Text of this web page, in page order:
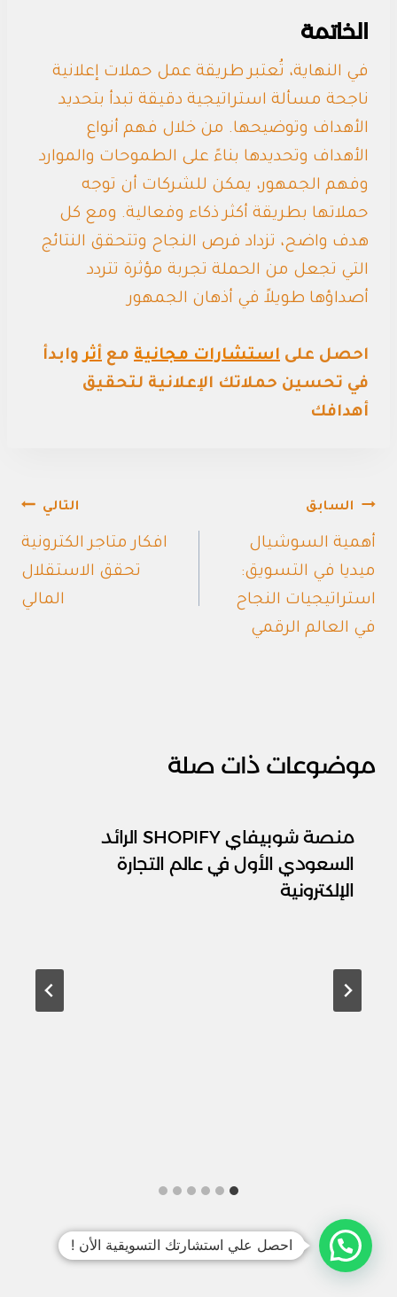
الخاتمة
في النهاية، تُعتبر طريقة عمل حملات إعلانية
ناجحة مسألة استراتيجية دقيقة تبدأ بتحديد
الأهداف وتوضيحها. من خلال فهم أنواع
الأهداف وتحديدها بناءً على الطموحات والموارد
وفهم الجمهور، يمكن للشركات أن توجه
حملاتها بطريقة أكثر ذكاء وفعالية. ومع كل
هدف واضح، تزداد فرص النجاح وتتحقق النتائج
التي تجعل من الحملة تجربة مؤثرة تتردد
أصداؤها طويلاً في أذهان الجمهور
احصل على استشارات مجانية مع أثروابدأ
في تحسين حملاتك الإعلانية لتحقيق
أهدافك
تصفّح
المقالات
السابق
أهمية السوشيال
ميديا في التسويق:
استراتيجيات النجاح
في العالم الرقمي
التالي
افكار متاجر الكترونية
تحقق الاستقلال
المالي
موضوعات ذات صلة
منصة شوبيفاي SHOPIFY الرائد
السعودي الأول في عالم التجارة
الإلكترونية
احصل علي استشارتك التسويقية الأن !